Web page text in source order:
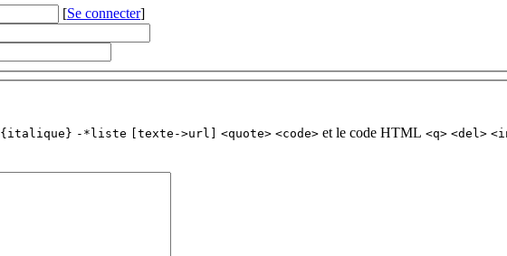
[Se connecter]
{italique} -*liste [texte->url] <quote> <code> et le code HTML <q> <del>